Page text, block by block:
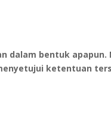
Recent
dalam bentuk
ketentuan